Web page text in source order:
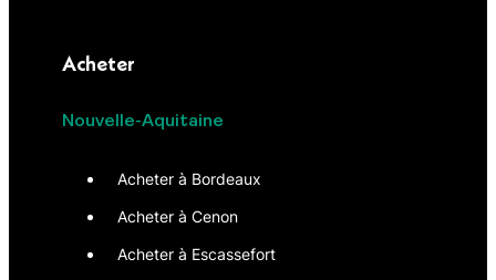
Acheter
Nouvelle-Aquitaine
Acheter à Bordeaux
Acheter à Cenon
Acheter à Escassefort